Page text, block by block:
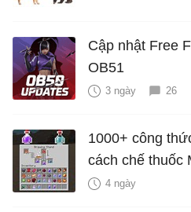
Cập nhật Free
OB51
3 ngày 26
1000+ công
cách chế thuốc
4 ngày